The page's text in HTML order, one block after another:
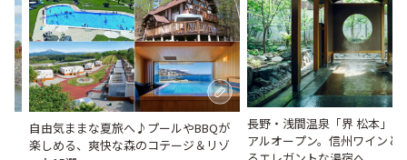
自由気ままな夏旅へ♪プールやBBQが
楽しめる、爽快な森のコテージ＆リゾ
長野・浅間温泉「界 松本」
アルオープン。信州ワインと